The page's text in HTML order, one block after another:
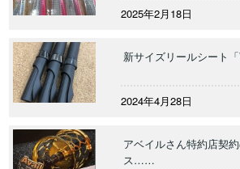
2025年2月18日
新サイズリールシート
2024年4月28日
アベイルさん特約店契
ス……